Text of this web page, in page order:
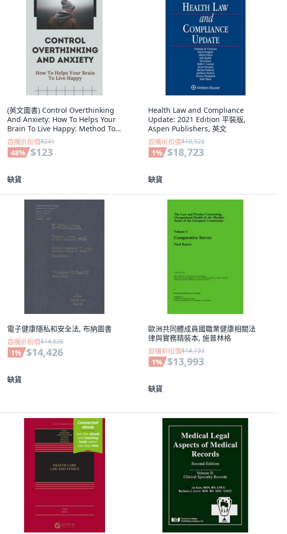
(英文圖書) Control Overthinking
And Anxiety: How To Helps Your
Brain To Live Happy: Method To
Reduce Anx... 平裝版,
Independently Published, 英文
首購折扣價$241
48% $123
缺貨
Health Law and Compliance
Update: 2021 Edition 平裝版,
Aspen Publishers, 英文
首購折扣價$18,923
1% $18,723
缺貨
電子健康隱私和安全法, 布納圖書
首購折扣價$14,626
1% $14,426
缺貨
歐洲共同體成員國職業健康相關法
律與實務精裝本, 施普林格
首購折扣價$14,193
1% $13,993
缺貨